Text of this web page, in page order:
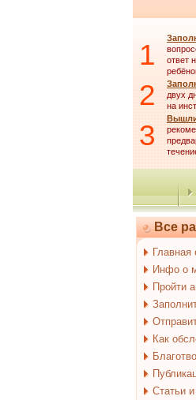
1
ответ
2
двух
на
3
Все
Главная
Инфо о
Пройти
Как
Статьи